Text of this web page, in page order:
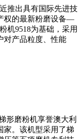
推出具有国际先进技
权的最新粉磨设备—
机9518为基础，采用
对产品粒度、性能
形磨粉机享誉澳大利
家。该机型采用了梯